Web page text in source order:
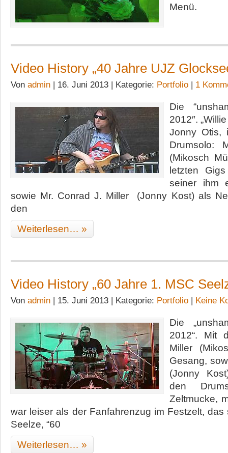
Menü.
Video History „40 Jahre UJZ
Von admin | 16. Juni 2013 | Kategorie: Portfolio | 1
Die
2012″.
Jonny Otis,
Drumsolo:
(Mikosch
letzten
seiner ihm
sowie Mr. Conrad J. Miller (Jonny Kost) als
den
Weiterlesen… »
Video History „60 Jahre 1. MSC
Von admin | 15. Juni 2013 | Kategorie: Portfolio | Keine
Die
2012“. Mit
Miller
Gesang,
(Jonny
den
Zeltmucke,
war leiser als der Fanfahrenzug im Festzelt,
Seelze, “60
Weiterlesen… »